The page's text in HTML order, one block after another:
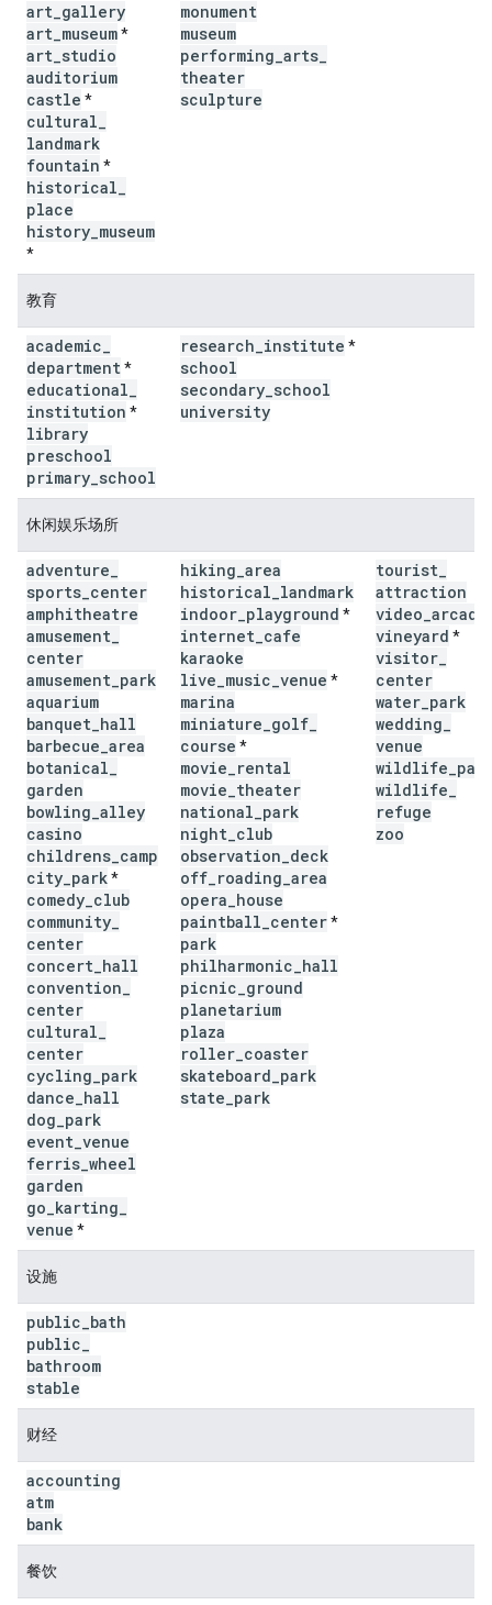
art gallery
art museum*
art studio
auditorium
castle *
cultural
landmark
fountain *
historical
place
history museum
*
monument
museum
performing arts
theater
sculpture
教育
academic
department*
educational
institution *
library
preschool
primary school
research institute *
school
secondary school
university
休闲娱乐场所
adventure
sports center
amphitheatre
amusement
center
amusement park
aquarium
banquet hall
barbecue area
botanical
garden
bowling alley
casino
childrens camp
city park*
comedy club
community
center
concert hall
convention
center
cultural
center
cycling park
dance hall
dog park
event venue
ferris wheel
garden
go karting
venue *
hiking area
historical landmark
indoor playground *
internet cafe
karaoke
live music venue *
marina
miniature golf
course *
movie rental
movie theater
national park
night club
observation deck
off roading area
opera house
paintball center*
park
philharmonic hall
picnic ground
planetarium
plaza
roller coaster
skateboard park
state park
tourist
attraction
video arcade
vineyard *
visitor
center
water park
wedding
venue
wildlife park
wildlife
refuge
zoo
设施
public bath
public
bathroom
stable
财经
accounting
atm
bank
餐饮